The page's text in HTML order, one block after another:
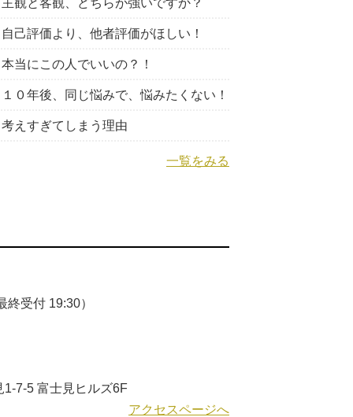
自己評価より、他者評価がほしい！
本当にこの人でいいの？！
１０年後、同じ悩みで、悩みたくない！
考えすぎてしまう理由
一覧をみる
受付 19:30）
7-5 富士見ヒルズ6F
アクセスページへ